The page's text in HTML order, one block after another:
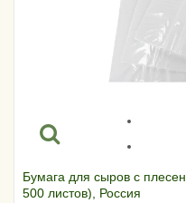
Бумага для сыров с
500 листов), Россия